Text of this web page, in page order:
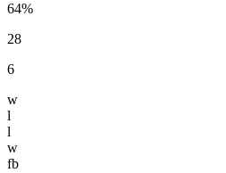
64%
28
6
w
l
l
w
fb